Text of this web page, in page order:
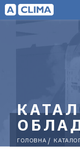
кліматичного
ГОЛОВНА